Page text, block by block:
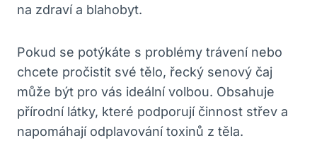
na zdraví a blahobyt.
Pokud se potýkáte s problémy trávení nebo
chcete pročistit své tělo, řecký senový čaj
může být pro vás ideální volbou. Obsahuje
přírodní látky, které podporují činnost střev a
napomáhají odplavování toxinů z těla.